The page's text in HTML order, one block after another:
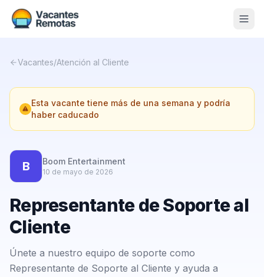
Nosotros
Contacto
Calculadora Freelance
Vacantes/Atención al Cliente
Esta vacante tiene más de una semana y podría
haber caducado
B Boom Entertainment
10 de mayo de 2026
Representante de Soporte al
Cliente
Únete a nuestro equipo de soporte como
Representante de Soporte al Cliente y ayuda a